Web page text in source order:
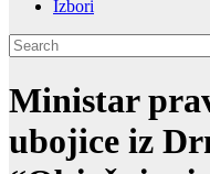
Izbori
Ministar
ubojice iz